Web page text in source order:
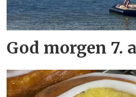
God morgen 7.